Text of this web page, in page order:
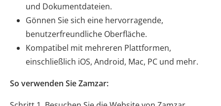
und Dokumentdateien.
Gönnen Sie sich eine hervorragende,
benutzerfreundliche Oberfläche.
Kompatibel mit mehreren Plattformen,
einschließlich iOS, Android, Mac, PC und mehr.
So verwenden Sie Zamzar: